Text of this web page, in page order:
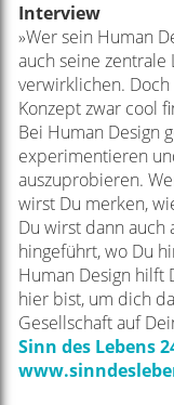
Interview
»Wer sein Human
auch seine
verwirklichen. Doch
Konzept zwar cool
Bei Human Design
experimentieren
auszuprobieren.
wirst Du merken,
Du wirst dann
hingeführt, wo Du
Human Design hilft
hier bist, um dich
Gesellschaft auf
Sinn des Lebens